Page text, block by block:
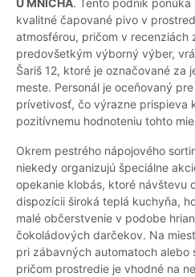
U MNÍCHA. Tento podnik
kvalitné čapované pivo v
atmosférou, pričom v recenziách
predovšetkým výborný výber,
Šariš 12, ktoré je označované za
meste. Personál je oceňovaný
prívetivosť, čo výrazne prispieva
pozitívnemu hodnoteniu tohto
Okrem pestrého nápojového
niekedy organizujú špeciálne
opekanie klobás, ktoré návštevu
dispozícii široká teplá kuchyňa,
malé občerstvenie v podobe
čokoládových darčekov. Na
pri zábavných automatoch alebo
pričom prostredie je vhodné na